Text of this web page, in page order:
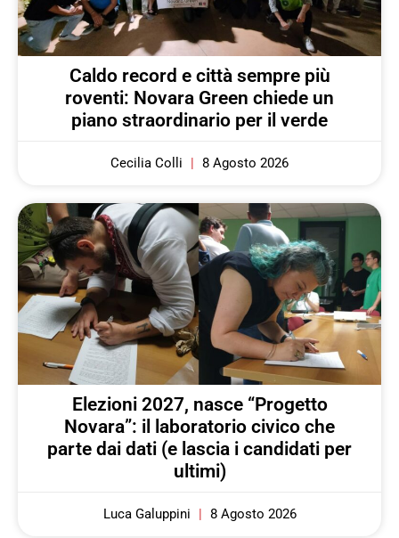
Caldo record e città sempre più
roventi: Novara Green chiede un
piano straordinario per il verde
Cecilia Colli 8 Agosto 2026
Elezioni 2027, nasce “Progetto
Novara”: il laboratorio civico che
parte dai dati (e lascia i candidati per
ultimi)
Luca Galuppini 8 Agosto 2026